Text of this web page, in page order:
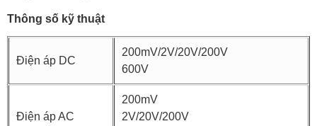
Thông số kỹ thuật
Điện áp DC
200mV/2V/20V/200V
600V
Điện áp AC
200mV
2V/20V/200V